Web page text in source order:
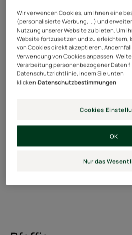
Wir verwenden Cookies, um Ihnen eine
(personalisierte Werbung, ...) und
Nutzung unserer Website zu bieten. Um
Website fortzusetzen und zu erleichtern,
von Cookies direkt akzeptieren.
Verwendung von Cookies anpassen.
Verarbeitung personenbezogener Daten
Datenschutzrichtlinie, indem Sie unten
klicken:Datenschutzbestimmungen
Cookies
Nur das
OK